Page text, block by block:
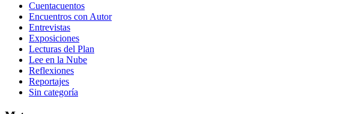
Cuentacuentos
Encuentros con Autor
Entrevistas
Exposiciones
Lecturas del Plan
Lee en la Nube
Reflexiones
Reportajes
Sin categoría